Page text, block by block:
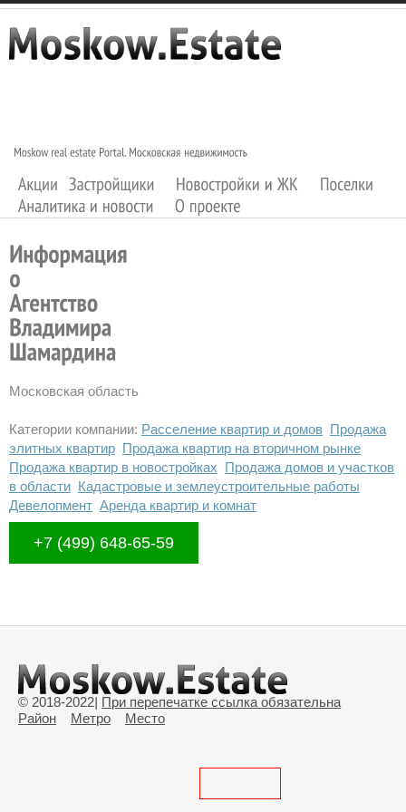
Московская область
Категории компании: Расселение квартир и домов Продажа
элитных квартир Продажа квартир на вторичном рынке
Продажа квартир в новостройках Продажа домов и участков
в области Кадастровые и землеустроительные работы
Девелопмент Аренда квартир и комнат
+7 (499) 648-65-59
© 2018-2022| При перепечатке ссылка обязательна
Район
Метро Место